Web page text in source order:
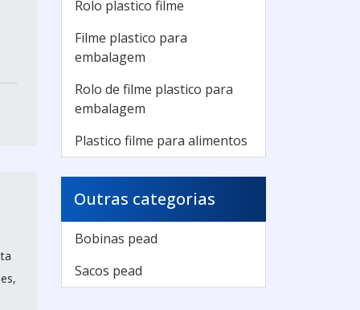
Rolo plastico filme
Filme plastico para
embalagem
Rolo de filme plastico para
embalagem
Plastico filme para alimentos
Outras categorias
Bobinas pead
Sacos pead